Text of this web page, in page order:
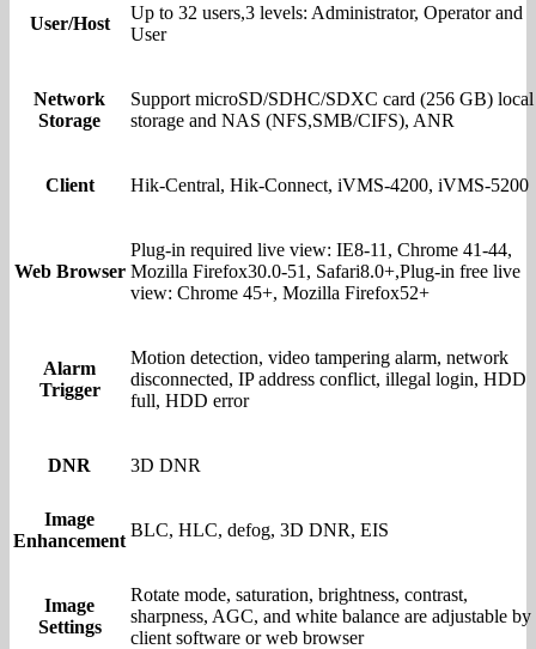
User/Host
Up to 32 users,3 levels: Administrator, Operator and
User
Network
Storage
Support microSD/SDHC/SDXC card (256 GB) local
storage and NAS (NFS,SMB/CIFS), ANR
Client Hik-Central, Hik-Connect, iVMS-4200, iVMS-5200
Web Browser
Plug-in required live view: IE8-11, Chrome 41-44,
Mozilla Firefox30.0-51, Safari8.0+,Plug-in free live
view: Chrome 45+, Mozilla Firefox52+
Alarm
Trigger
Motion detection, video tampering alarm, network
disconnected, IP address conflict, illegal login, HDD
full, HDD error
DNR 3D DNR
Image
Enhancement
BLC, HLC, defog, 3D DNR, EIS
Image
Settings
Rotate mode, saturation, brightness, contrast,
sharpness, AGC, and white balance are adjustable by
client software or web browser